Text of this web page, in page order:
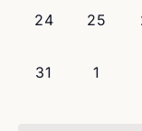
0
24
0
25
0
31
0
1